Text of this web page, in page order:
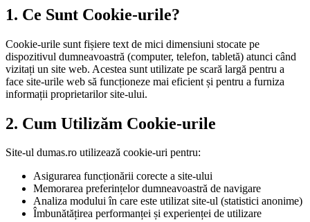
1. Ce Sunt Cookie-urile?
Cookie-urile sunt fișiere text de mici dimensiuni stocate pe
dispozitivul dumneavoastră (computer, telefon, tabletă) atunci când
vizitați un site web. Acestea sunt utilizate pe scară largă pentru a
face site-urile web să funcționeze mai eficient și pentru a furniza
informații proprietarilor site-ului.
2. Cum Utilizăm Cookie-urile
Site-ul dumas.ro utilizează cookie-uri pentru:
Asigurarea funcționării corecte a site-ului
Memorarea preferințelor dumneavoastră de navigare
Analiza modului în care este utilizat site-ul (statistici anonime)
Îmbunătățirea performanței și experienței de utilizare